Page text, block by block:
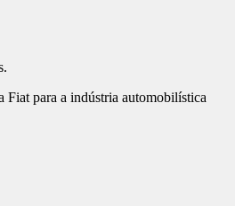
Fiat para a indústria automobilística